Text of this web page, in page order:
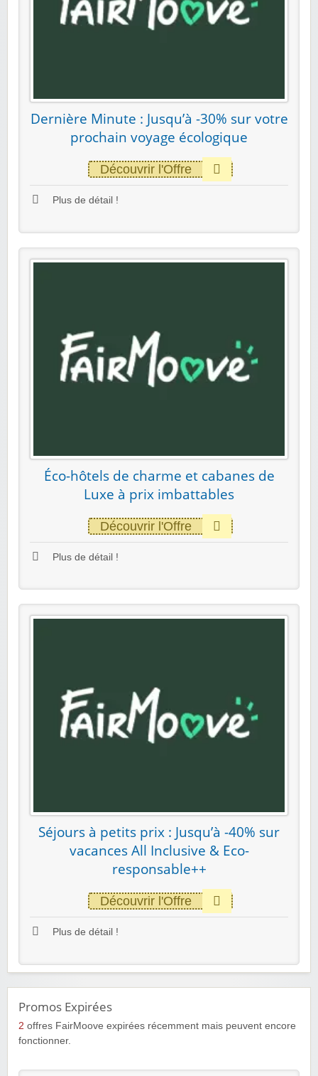
Dernière Minute : Jusqu’à -30% sur votre
prochain voyage écologique
Découvrir l'Offre
Plus de détail !
Éco-hôtels de charme et cabanes de
Luxe à prix imbattables
Découvrir l'Offre
Plus de détail !
Séjours à petits prix : Jusqu’à -40% sur
vacances All Inclusive & Eco-
responsable++
Découvrir l'Offre
Plus de détail !
Promos Expirées
2 offres FairMoove expirées récemment mais peuvent encore
fonctionner.